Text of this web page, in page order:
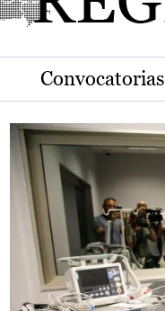
Convocatorias